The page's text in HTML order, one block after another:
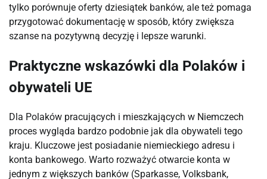
tylko porównuje oferty dziesiątek banków, ale też pomaga
przygotować dokumentację w sposób, który zwiększa
szanse na pozytywną decyzję i lepsze warunki.
Praktyczne wskazówki dla Polaków i
obywateli UE
Dla Polaków pracujących i mieszkających w Niemczech
proces wygląda bardzo podobnie jak dla obywateli tego
kraju. Kluczowe jest posiadanie niemieckiego adresu i
konta bankowego. Warto rozważyć otwarcie konta w
jednym z większych banków (Sparkasse, Volksbank,